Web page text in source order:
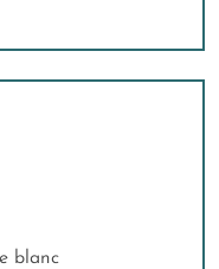
blanc